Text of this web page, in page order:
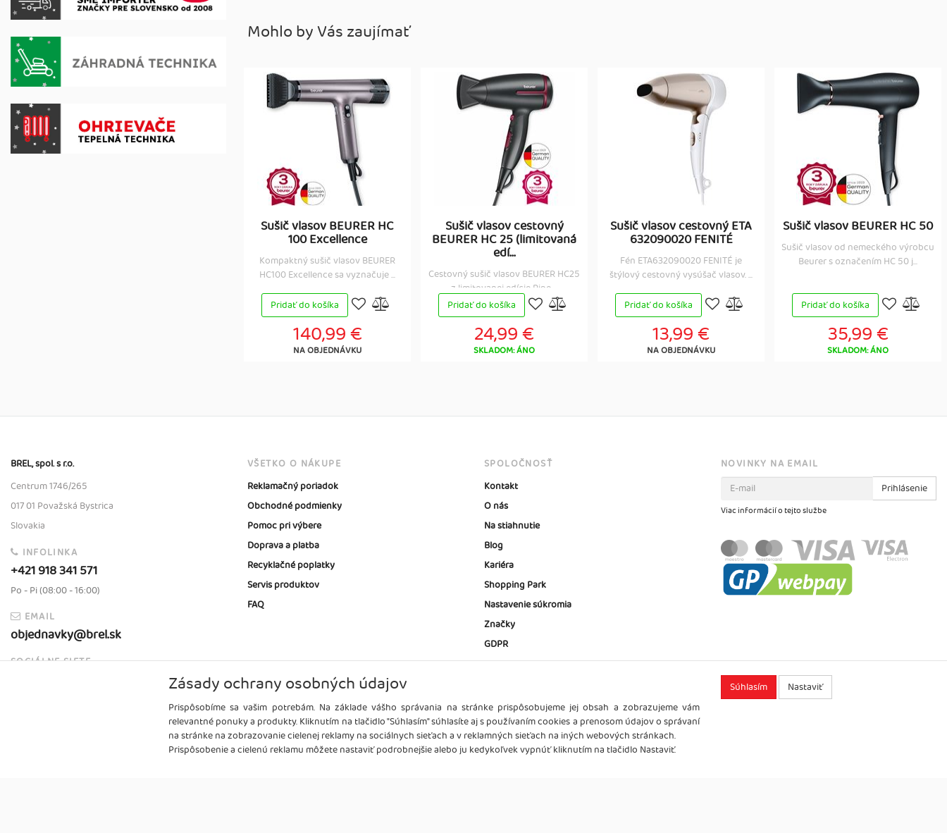
Mohlo by Vás zaujímať
Sušič vlasov BEURER HC
100 Excellence
Kompaktný sušič vlasov BEURER
HC100 Excellence sa vyznačuje ...
Pridať do košíka
140,99 €
NA OBJEDNÁVKU
Sušič vlasov cestovný
BEURER HC 25 (limitovaná
edí...
Cestovný sušič vlasov BEURER HC25
z limitovanej edície Ripe ...
Pridať do košíka
24,99 €
SKLADOM: ÁNO
Sušič vlasov cestovný ETA
632090020 FENITÉ
Fén ETA632090020 FENITÉ je
štýlový cestovný vysúšač vlasov. ...
Pridať do košíka
13,99 €
NA OBJEDNÁVKU
Sušič vlasov BEURER HC 50
Sušič vlasov od nemeckého výrobcu
Beurer s označením HC 50 j...
Pridať do košíka
35,99 €
SKLADOM: ÁNO
BREL, spol. s r.o.
Centrum 1746/265
017 01 Považská Bystrica
Slovakia
INFOLINKA
+421 918 341 571
Po - Pi (08:00 - 16:00)
EMAIL
objednavky@brel.sk
SOCIÁLNE SIETE
VŠETKO O NÁKUPE
Reklamačný poriadok
Obchodné podmienky
Pomoc pri výbere
Doprava a platba
Recyklačné poplatky
Servis produktov
FAQ
SPOLOČNOSŤ
Kontakt
O nás
Na stiahnutie
Blog
Kariéra
Shopping Park
Nastavenie súkromia
Značky
GDPR
NOVINKY NA EMAIL
Prihlásenie
Viac informácií o tejto službe
Zásady ochrany osobných údajov
Prispôsobíme sa vašim potrebám. Na základe vášho správania na stránke prispôsobujeme jej obsah a zobrazujeme vám
relevantné ponuky a produkty. Kliknutím na tlačidlo "Súhlasím" súhlasíte aj s používaním cookies a prenosom údajov o správaní
na stránke na zobrazovanie cielenej reklamy na sociálnych sieťach a v reklamných sieťach na iných webových stránkach.
Prispôsobenie a cielenú reklamu môžete nastaviť podrobnejšie alebo ju kedykoľvek vypnúť kliknutím na tlačidlo Nastaviť.
Súhlasím Nastaviť